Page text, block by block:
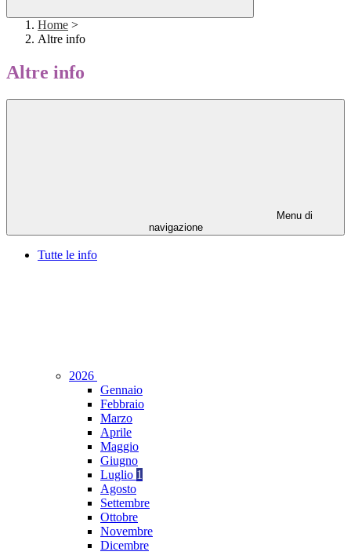
Home >
Altre info
Altre info
Menu di
navigazione
Tutte le info
2026
Gennaio
Febbraio
Marzo
Aprile
Maggio
Giugno
Luglio 1
Agosto
Settembre
Ottobre
Novembre
Dicembre